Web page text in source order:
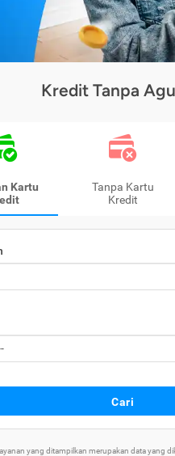
Kredit Tanpa
Kartu
Tanpa Kartu
Kredit
Cari
yang ditampilkan merupakan data yang